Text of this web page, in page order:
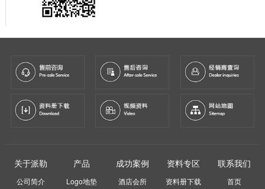
关于派勒
公司简介
产品
Logo地垫
成功案例
酒店会所
资料专区
资料册下载
联系我们
首页